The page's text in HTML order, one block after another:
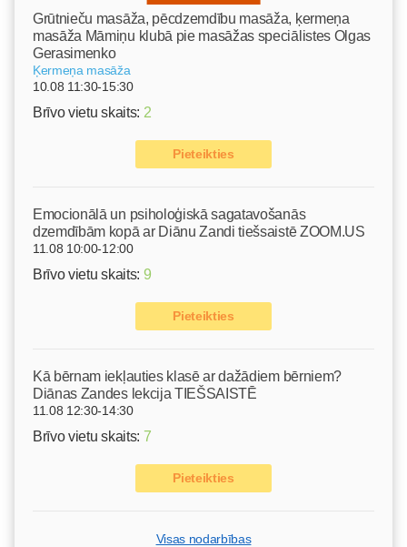
Grūtnieču masāža, pēcdzemdību masāža, ķermeņa
masāža Māmiņu klubā pie masāžas speciālistes Olgas
Gerasimenko
Ķermeņa masāža
10.08 11:30-15:30
Brīvo vietu skaits: 2
Pieteikties
Emocionālā un psiholoģiskā sagatavošanās
dzemdībām kopā ar Diānu Zandi tiešsaistē ZOOM.US
11.08 10:00-12:00
Brīvo vietu skaits: 9
Pieteikties
Kā bērnam iekļauties klasē ar dažādiem bērniem?
Diānas Zandes lekcija TIEŠSAISTĒ
11.08 12:30-14:30
Brīvo vietu skaits: 7
Pieteikties
Visas nodarbības